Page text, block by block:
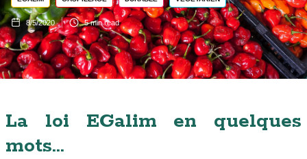
8/5/2020 5min read
La loi EGalim en quelques
mots...